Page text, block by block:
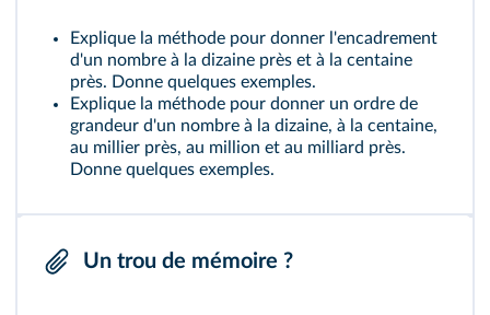
Explique la méthode pour donner l'encadrement
d'un nombre à la dizaine près et à la centaine
près. Donne quelques exemples.
Explique la méthode pour donner un ordre de
grandeur d'un nombre à la dizaine, à la centaine,
au millier près, au million et au milliard près.
Donne quelques exemples.
Un trou de mémoire ?